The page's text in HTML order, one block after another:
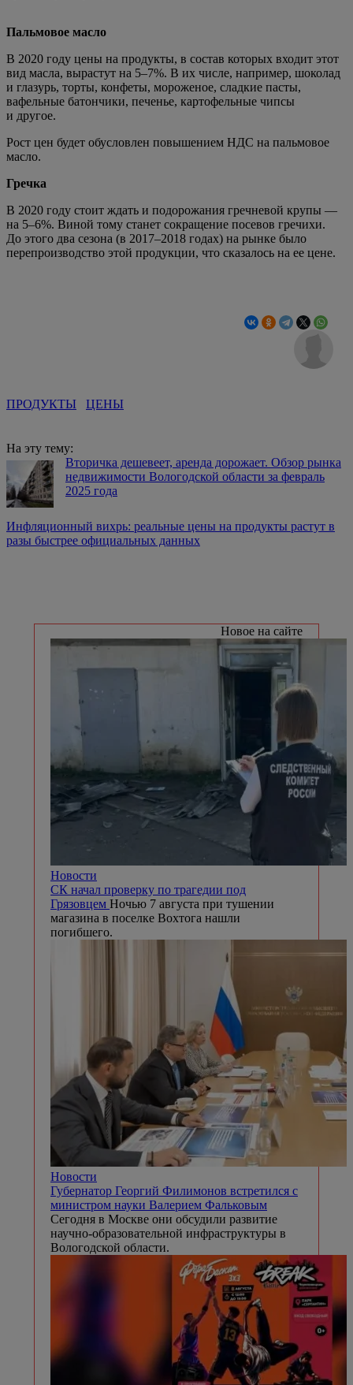
Пальмовое масло
В 2020 году цены на продукты, в состав которых входит этот
вид масла, вырастут на 5–7%. В их числе, например, шоколад
и глазурь, торты, конфеты, мороженое, сладкие пасты,
вафельные батончики, печенье, картофельные чипсы
и другое.
Рост цен будет обусловлен повышением НДС на пальмовое
масло.
Гречка
В 2020 году стоит ждать и подорожания гречневой крупы —
на 5–6%. Виной тому станет сокращение посевов гречихи.
До этого два сезона (в 2017–2018 годах) на рынке было
перепроизводство этой продукции, что сказалось на ее цене.
ПРОДУКТЫ ЦЕНЫ
На эту тему:
Вторичка дешевеет, аренда дорожает. Обзор рынка
недвижимости Вологодской области за февраль
2025 года
Инфляционный вихрь: реальные цены на продукты растут в
разы быстрее официальных данных
Новое на сайте
Новости
СК начал проверку по трагедии под
Грязовцем Ночью 7 августа при тушении
магазина в поселке Вохтога нашли
погибшего.
Новости
Губернатор Георгий Филимонов встретился с
министром науки Валерием Фальковым
Сегодня в Москве они обсудили развитие
научно-образовательной инфраструктуры в
Вологодской области.